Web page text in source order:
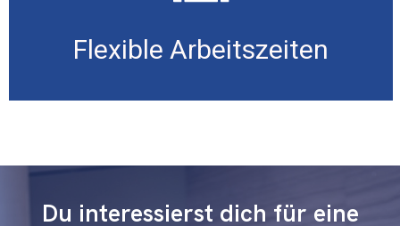
Flexible Arbeitszeiten
Du interessierst dich für eine